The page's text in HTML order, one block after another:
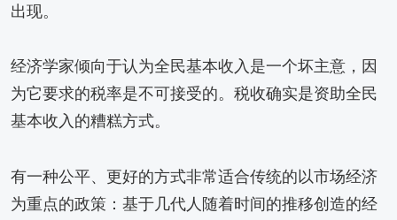
出现。
经济学家倾向于认为全民基本收入是一个坏主意，因
为它要求的税率是不可接受的。税收确实是资助全民
基本收入的糟糕方式。
有一种公平、更好的方式非常适合传统的以市场经济
为重点的政策：基于几代人随着时间的推移创造的经